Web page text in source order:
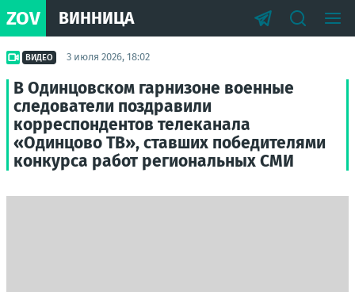
ZOV ВИННИЦА
ВИДЕО 3 июля 2026, 18:02
В Одинцовском гарнизоне военные
следователи поздравили
корреспондентов телеканала
«Одинцово ТВ», ставших победителями
конкурса работ региональных СМИ